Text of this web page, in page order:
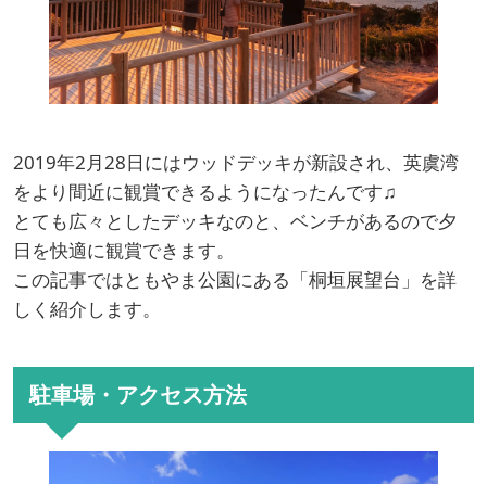
2019年2月28日にはウッドデッキが新設され、英虞湾
をより間近に観賞できるようになったんです♫
とても広々としたデッキなのと、ベンチがあるので夕
日を快適に観賞できます。
この記事ではともやま公園にある「桐垣展望台」を詳
しく紹介します。
駐車場・アクセス方法